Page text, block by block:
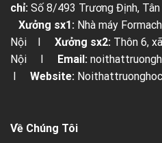
chỉ: Số 8/493 Trương Định,
Xưởng sx1: Nhà máy
Nội I Xưởng sx2: Thôn 6,
Nội I Email:
I Website:
Về Chúng Tôi